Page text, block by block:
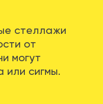
стеллажи
от
могут
или сигмы.